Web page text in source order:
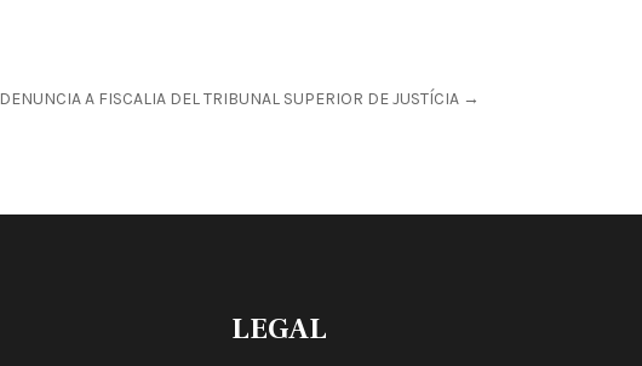
DENUNCIA A FISCALIA DEL TRIBUNAL SUPERIOR DE JUSTÍCIA→
LEGAL